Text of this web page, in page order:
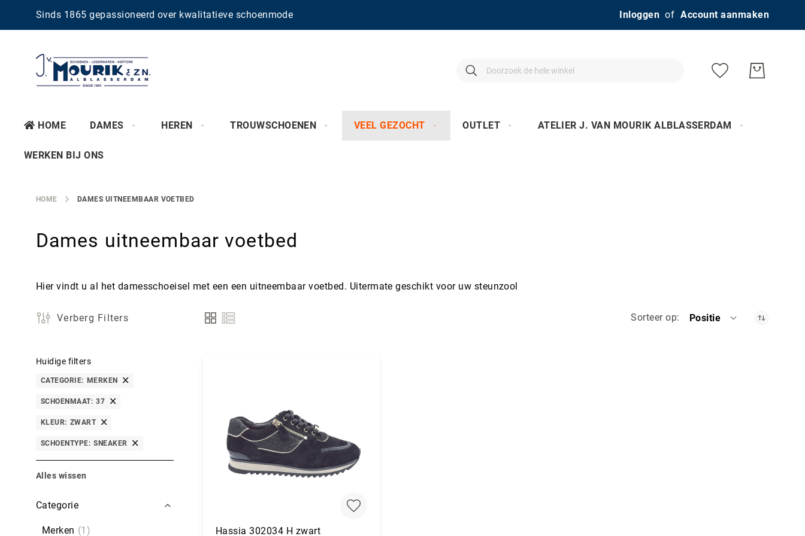
Sinds 1865 gepassioneerd over kwalitatieve schoenmode
Ga
Inloggen Account aanmaken
Search
Search
HOME DAMES HEREN TROUWSCHOENEN VEEL GEZOCHT OUTLET ATELIER J. VAN MOURIK ALBLASSERDAM
WERKEN BIJ ONS
HOME DAMES UITNEEMBAAR VOETBED
Dames uitneembaar voetbed
Hier vindt u al het damesschoeisel met een een uitneembaar voetbed. Uitermate geschikt voor uw steunzool
Tonen
Sorteer op Positie
Hassia 302034 H zwart
Huidige filters
CATEGORIE MERKEN
SCHOENMAAT 37
KLEUR ZWART
SCHOENTYPE SNEAKER
Alles wissen
Categorie
Merken
1
Verberg Filters